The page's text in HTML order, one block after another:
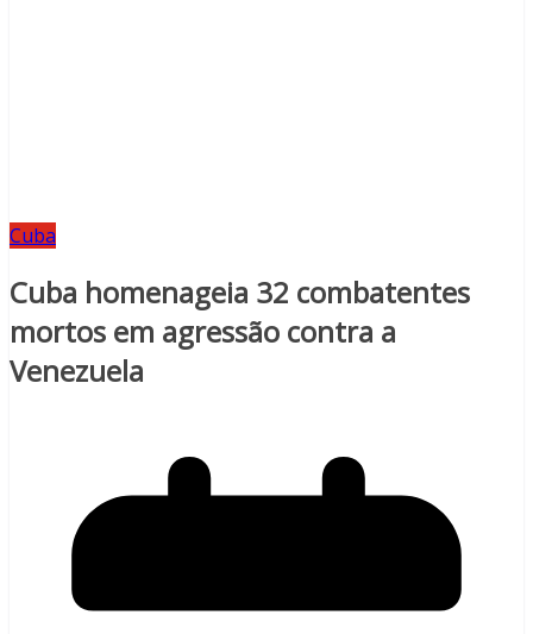
Cuba
Cuba homenageia 32 combatentes
mortos em agressão contra a
Venezuela